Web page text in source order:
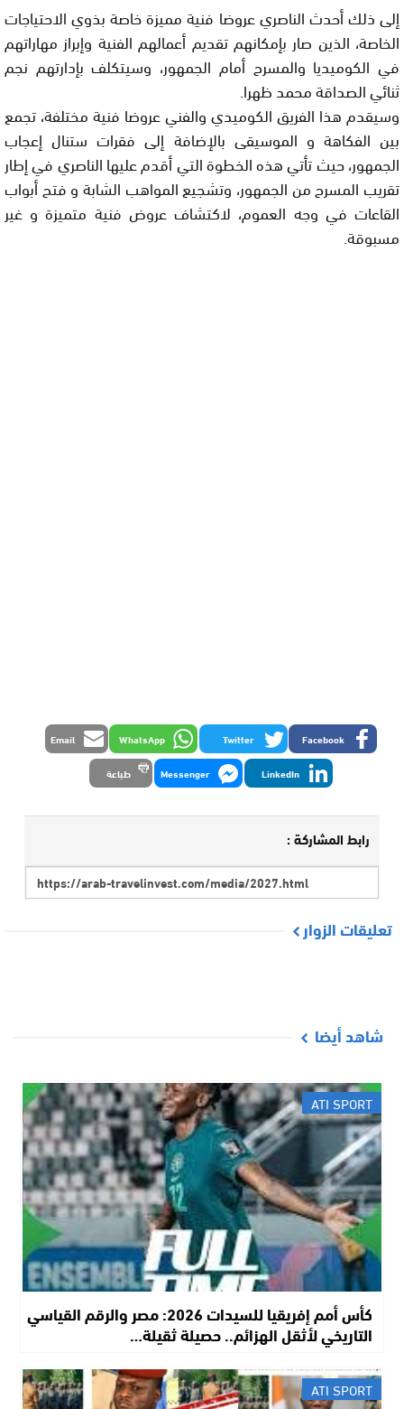
إلى ذلك أحدث الناصري عروضا فنية مميزة خاصة بذوي الاحتياجات
الخاصة، الذين صار بإمكانهم تقديم أعمالهم الفنية وإبراز مهاراتهم
في الكوميديا والمسرح أمام الجمهور، وسيتكلف بإدارتهم نجم
ثنائي الصداقة محمد ظهرا.
وسيقدم هذا الفريق الكوميدي والفني عروضا فنية مختلفة، تجمع
بين الفكاهة و الموسيقى بالإضافة إلى فقرات ستنال إعجاب
الجمهور، حيث تأتي هذه الخطوة التي أقدم عليها الناصري في إطار
تقريب المسرح من الجمهور، وتشجيع المواهب الشابة و فتح أبواب
القاعات في وجه العموم، لاكتشاف عروض فنية متميزة و غير
مسبوقة.
Facebook
Twitter
WhatsApp
Email
LinkedIn
Messenger طباعة
رابط المشاركة :
تعليقات الزوار
شاهد أيضا
ATI SPORT
كأس أمم إفريقيا للسيدات 2026: مصر والرقم القياسي
التاريخي لأثقل الهزائم.. حصيلة ثقيلة…
ATI SPORT